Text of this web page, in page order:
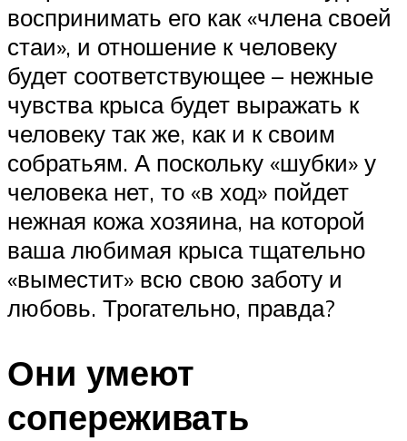
воспринимать его как «члена своей
стаи», и отношение к человеку
будет соответствующее – нежные
чувства крыса будет выражать к
человеку так же, как и к своим
собратьям. А поскольку «шубки» у
человека нет, то «в ход» пойдет
нежная кожа хозяина, на которой
ваша любимая крыса тщательно
«выместит» всю свою заботу и
любовь. Трогательно, правда?
Они умеют
сопереживать